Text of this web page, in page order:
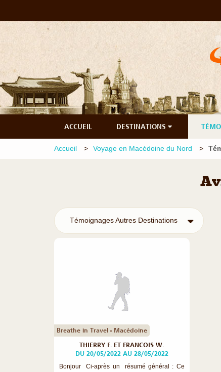
ACCUEIL DESTINATIONS
Accueil Voyage en Macédoine du Nord
Témoignages Autres Destinations
Breathe in Travel - Macédoine
THIERRY F. ET FRANCOIS W.
DU 20/05/2022 AU 28/05/2022
Bonjour Ci-après un résumé général : Ce